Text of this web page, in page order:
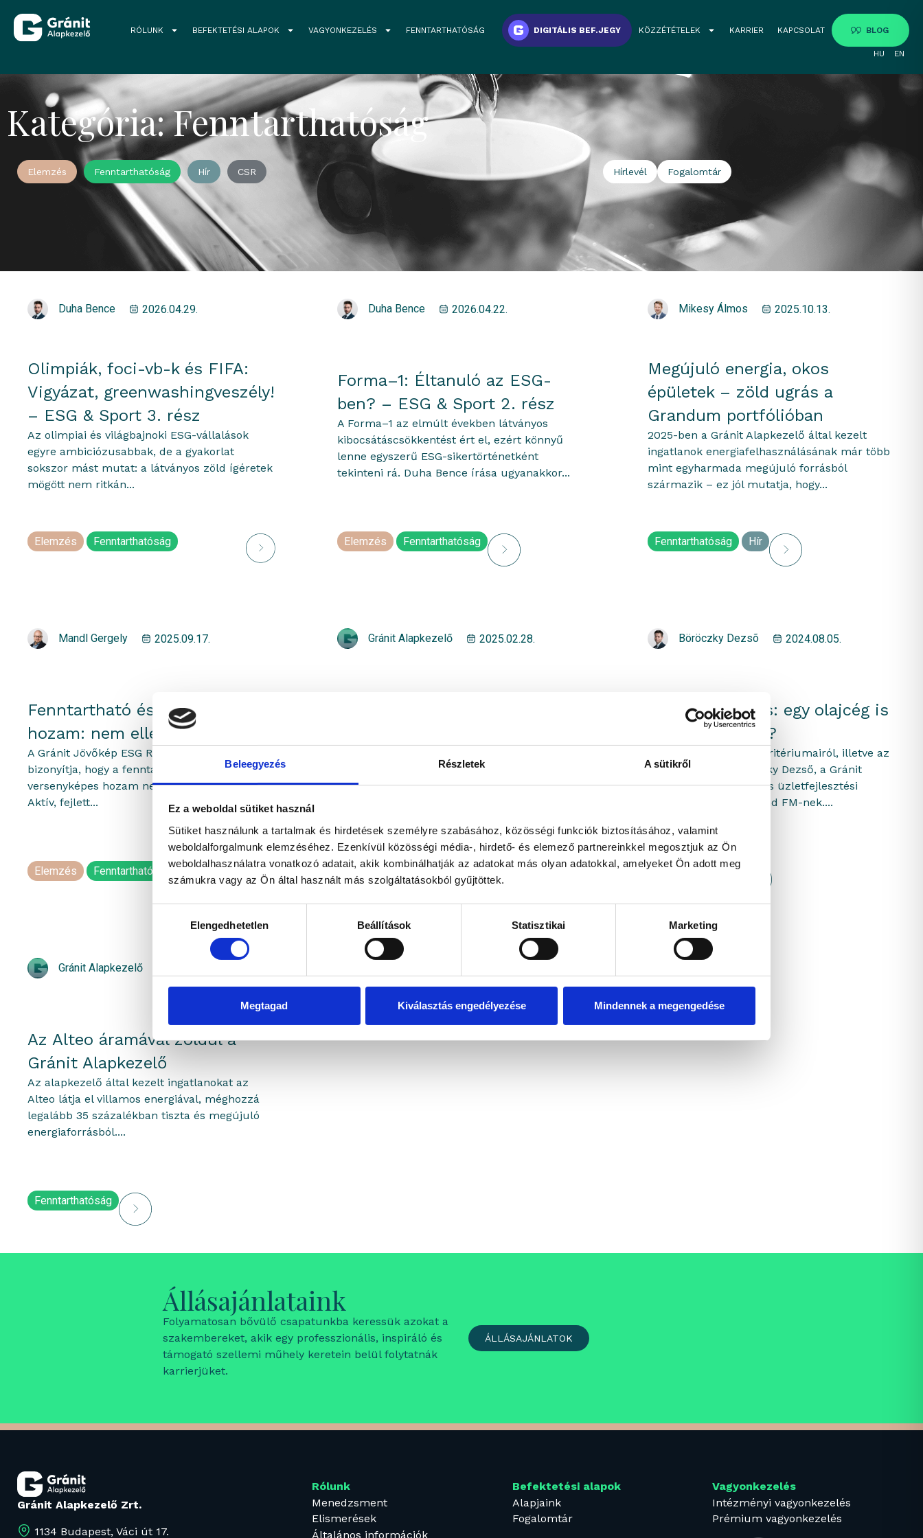
Beleegyezés Részletek A sütikről
Ez a weboldal sütiket használ
Sütiket használunk a tartalmak és hirdetések személyre szabásához, közösségi funkciók biztosításához, valamint
weboldalforgalmunk elemzéséhez. Ezenkívül közösségi média-, hirdető- és elemező partnereinkkel megosztjuk az Ön
weboldalhasználatra vonatkozó adatait, akik kombinálhatják az adatokat más olyan adatokkal, amelyeket Ön adott meg
számukra vagy az Ön által használt más szolgáltatásokból gyűjtöttek.
kiválasztásaElengedhetetlen Beállítások Statisztikai Marketing
Megtagad Kiválasztás engedélyezése Mindennek a megengedése
RÓLUNK BEFEKTETÉSI ALAPOK VAGYONKEZELÉS FENNTARTHATÓSÁG DIGITÁLIS BEF.JEGY KÖZZÉTÉTELEK KARRIER KAPCSOLAT BLOG
HU EN
Kategória: Fenntarthatóság
Elemzés Fenntarthatóság Hír CSR Hírlevél Fogalomtár
Duha Bence 2026.04.29.
Olimpiák, foci-vb-k és FIFA:
Vigyázat, greenwashingveszély!
– ESG & Sport 3. rész
Az olimpiai és világbajnoki ESG-vállalások
egyre ambiciózusabbak, de a gyakorlat
sokszor mást mutat: a látványos zöld ígéretek
mögött nem ritkán...
Elemzés
Fenntarthatóság
Duha Bence 2026.04.22.
Forma–1: Éltanuló az ESG-
ben? – ESG & Sport 2. rész
A Forma–1 az elmúlt években látványos
kibocsátáscsökkentést ért el, ezért könnyű
lenne egyszerű ESG-sikertörténetként
tekinteni rá. Duha Bence írása ugyanakkor...
Elemzés Fenntarthatóság
Mikesy Álmos 2025.10.13.
Megújuló energia, okos
épületek – zöld ugrás a
Grandum portfólióban
2025-ben a Gránit Alapkezelő által kezelt
ingatlanok energiafelhasználásának már több
mint egyharmada megújuló forrásból
származik – ez jól mutatja, hogy...
Fenntarthatóság Hír
Mandl Gergely 2025.09.17.
Fenntartható és versenyképes
hozam: nem ellentmondás
A Gránit Jövőkép ESG Részvény Alap azt
bizonyítja, hogy a fenntarthatóság és
versenyképes hozam nem zárják ki egymást.
Aktív, fejlett...
Elemzés Fenntarthatóság
Gránit Alapkezelő 2025.02.28.
Grandum Ingatlankezelő ügyvezetője és
Ruzsinszki Tibor, a Gránit Alapkezelő ingatlan
Fenntarthatóság
Böröczky Dezsõ 2024.08.05.
ESG-befektetés: egy olajcég is
lehet sötétzöld?
Az ESG-befektetések kritériumairól, illetve az
átláthatóságról Böröczky Dezső, a Gránit
Alapkezelő stratégiai és üzletfejlesztési
vezetője beszélt a Trend FM-nek....
Fenntarthatóság
Gránit Alapkezelő
Az Alteo áramával zöldül a
Gránit Alapkezelő
Az alapkezelő által kezelt ingatlanokat az
Alteo látja el villamos energiával, méghozzá
legalább 35 százalékban tiszta és megújuló
energiaforrásból....
Fenntarthatóság
Állásajánlataink
Folyamatosan bővülő csapatunkba keressük azokat a
szakembereket, akik egy professzionális, inspiráló és
támogató szellemi műhely keretein belül folytatnák
karrierjüket.
ÁLLÁSAJÁNLATOK
Gránit Alapkezelő Zrt.
1134 Budapest, Váci út 17.
Rólunk
Menedzsment
Elismerések
Általános információk
Befektetési alapok
Alapjaink
Fogalomtár
Vagyonkezelés
Intézményi vagyonkezelés
Prémium vagyonkezelés